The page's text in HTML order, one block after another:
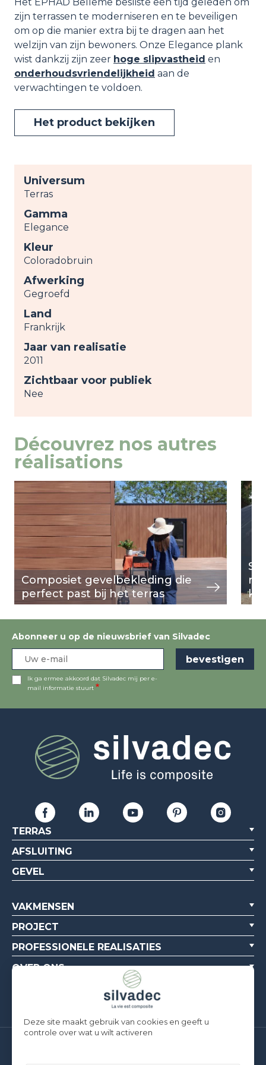
zijn terrassen te moderniseren en te beveiligen
om op die manier extra bij te dragen aan het
welzijn van zijn bewoners. Onze Elegance plank
wist dankzij zijn zeer hoge slipvastheid en
onderhoudsvriendelijkheid aan de
verwachtingen te voldoen.
Het product bekijken
Universum
Terras
Gamma
Elegance
Kleur
Coloradobruin
Afwerking
Gegroefd
Land
Frankrijk
Jaar van realisatie
2011
Zichtbaar voor publiek
Nee
Découvrez nos autres
réalisations
Composiet gevelbekleding die
perfect past bij het terras
Image
weergeven
Abonneer u op de nieuwsbrief van Silvadec
Ik ga ermee akkoord dat Silvadec mij per e-
mail informatie stuurt
TERRAS
AFSLUITING
GEVEL
VAKMENSEN
PROJECT
PROFESSIONELE REALISATIES
OVER ONS
Parc d’Activités de l’Estuaire
Deze site maakt gebruik van cookies en geeft u
controle over wat u wilt activeren